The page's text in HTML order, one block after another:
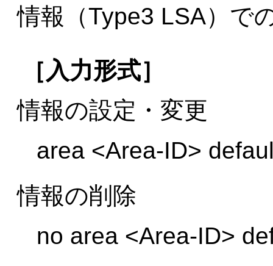
情報（Type3 LSA）で
［入力形式］
情報の設定・変更
area <Area-ID>
情報の削除
no area <Area-ID>